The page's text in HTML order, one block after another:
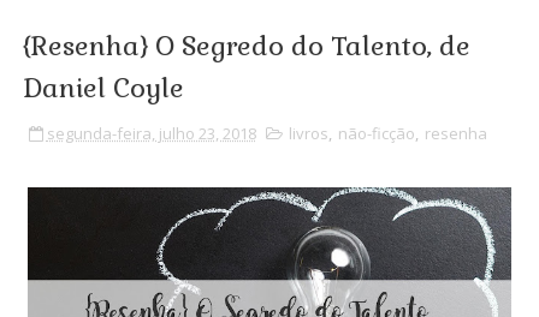
{Resenha} O Segredo do Talento, de
Daniel Coyle
segunda-feira, julho 23, 2018 livros, não-ficção, resenha